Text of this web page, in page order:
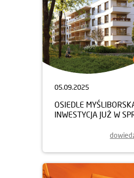
05.09.2025
OSIEDLE
INWESTYCJA JUŻ W